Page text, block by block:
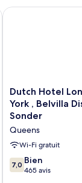
Dutch
Hotel
Long
Island
City
New
York
Dutch Hotel
York , Belvilla
Sonder
Queens
Wi-Fi gratuit
7.0
sur
7,0 Bien
465 avis
Dutch Hotel